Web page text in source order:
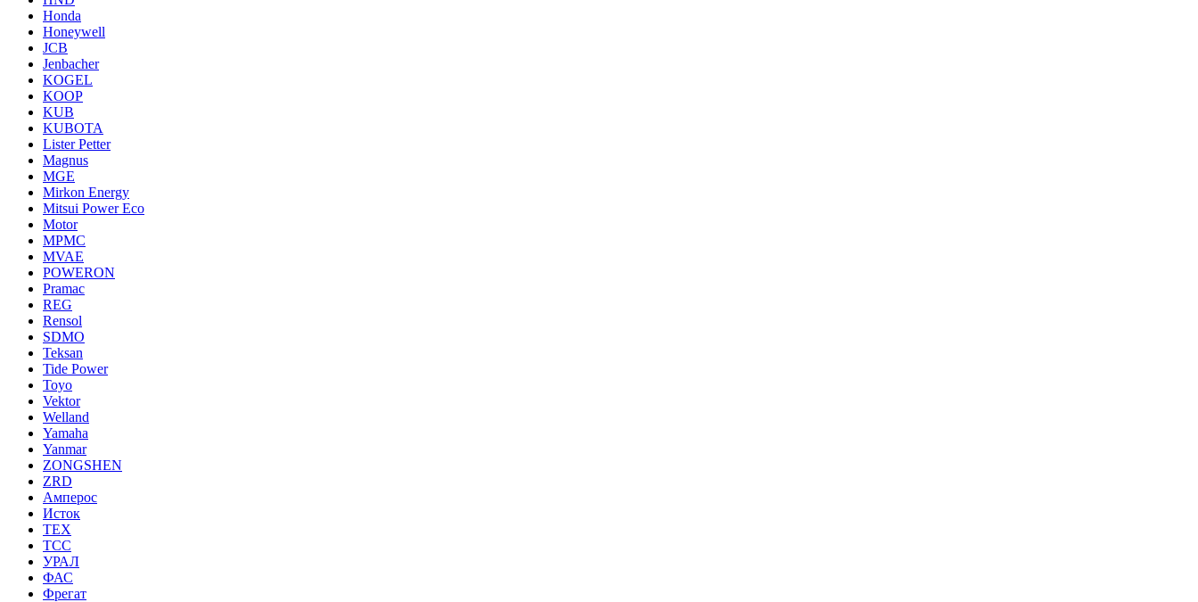
Honda
Honeywell
JCB
Jenbacher
KOGEL
KOOP
KUB
KUBOTA
Lister Petter
Magnus
MGE
Mirkon Energy
Mitsui Power Eco
Motor
MPMC
MVAE
POWERON
Pramac
REG
Rensol
SDMO
Teksan
Tide Power
Toyo
Vektor
Welland
Yamaha
Yanmar
ZONGSHEN
ZRD
Амперос
Исток
ТЕХ
ТСС
УРАЛ
ФАС
Фрегат